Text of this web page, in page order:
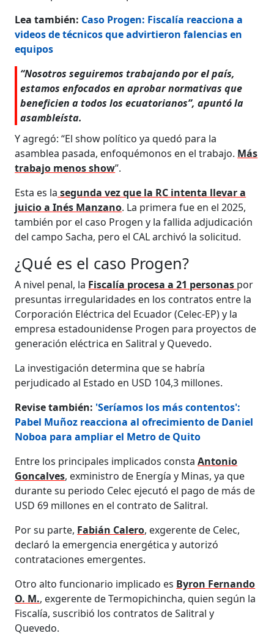
Lea también: Caso Progen: Fiscalía reacciona a
videos de técnicos que advirtieron falencias en
equipos
“Nosotros seguiremos trabajando por el país,
estamos enfocados en aprobar normativas que
beneficien a todos los ecuatorianos”, apuntó la
asambleísta.
Y agregó: “El show político ya quedó para la
asamblea pasada, enfoquémonos en el trabajo. Más
trabajo menos show”.
Esta es la segunda vez que la RC intenta llevar a
juicio a Inés Manzano. La primera fue en el 2025,
también por el caso Progen y la fallida adjudicación
del campo Sacha, pero el CAL archivó la solicitud.
¿Qué es el caso Progen?
A nivel penal, la Fiscalía procesa a 21 personas por
presuntas irregularidades en los contratos entre la
Corporación Eléctrica del Ecuador (Celec-EP) y la
empresa estadounidense Progen para proyectos de
generación eléctrica en Salitral y Quevedo.
La investigación determina que se habría
perjudicado al Estado en USD 104,3 millones.
Revise también: 'Seríamos los más contentos':
Pabel Muñoz reacciona al ofrecimiento de Daniel
Noboa para ampliar el Metro de Quito
Entre los principales implicados constaAntonio
Goncalves, exministro de Energía y Minas, ya que
durante su periodo Celec ejecutó el pago de más de
USD 69 millones en el contrato de Salitral.
Por su parte, Fabián Calero, exgerente de Celec,
declaró la emergencia energética y autorizó
contrataciones emergentes.
Otro alto funcionario implicado es Byron Fernando
O. M., exgerente de Termopichincha, quien según la
Fiscalía, suscribió los contratos de Salitral y
Quevedo.